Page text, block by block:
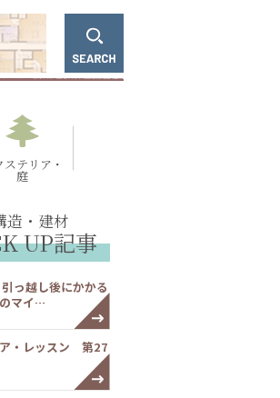
ステリア・
庭
造・建材
UP記事
っ越し後にかかる
マイ…
・レッスン 第27